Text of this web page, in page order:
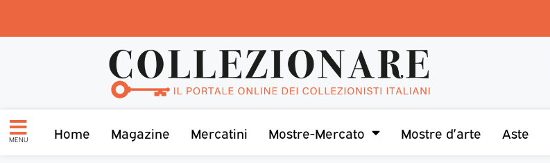
MENU Home Magazine Mercatini Mostre-Mercato Mostre d’arte Aste